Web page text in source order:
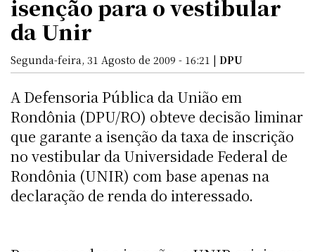
isenção para o vestibular
da Unir
Segunda-feira, 31 Agosto de 2009 - 16:21 | DPU
A Defensoria Pública da União em
Rondônia (DPU/RO) obteve decisão liminar
que garante a isenção da taxa de inscrição
no vestibular da Universidade Federal de
Rondônia (UNIR) com base apenas na
declaração de renda do interessado.